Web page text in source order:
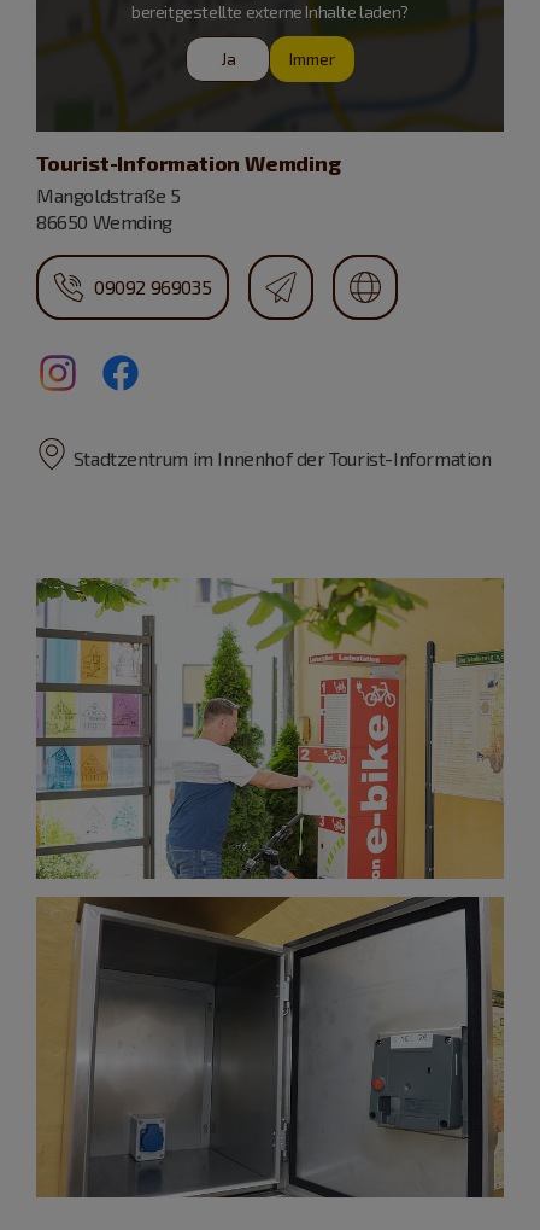
bereitgestellte externe Inhalte laden?
Ja Immer
Tourist-Information Wemding
Mangoldstraße 5
86650 Wemding
09092 969035
Stadtzentrum im Innenhof der Tourist-Information